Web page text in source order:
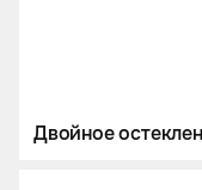
Двойное